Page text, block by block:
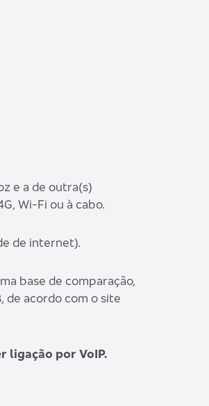
e a de outra(s)
Wi-Fi ou à cabo.
de internet).
base de comparação,
de acordo com o site
ligação por VoIP.